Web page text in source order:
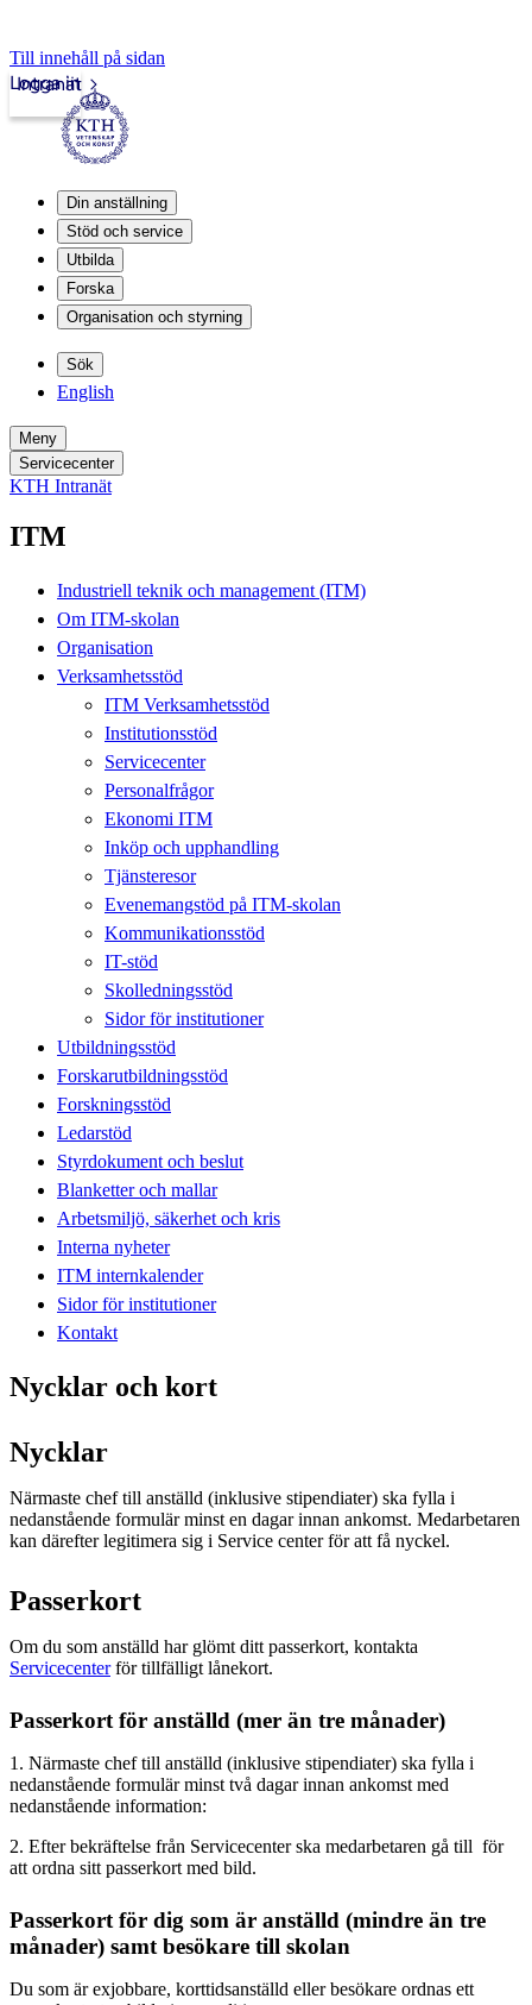
Till innehåll på sidan
Intranät
Logga in
Din anställning
Stöd och service
Utbilda
Forska
Organisation och styrning
Sök
English
Meny
Servicecenter
KTH Intranät
ITM
Industriell teknik och management (ITM)
Om ITM-skolan
Organisation
Verksamhetsstöd
ITM Verksamhetsstöd
Institutionsstöd
Servicecenter
Personalfrågor
Ekonomi ITM
Inköp och upphandling
Tjänsteresor
Evenemangstöd på ITM-skolan
Kommunikationsstöd
IT-stöd
Skolledningsstöd
Sidor för institutioner
Utbildningsstöd
Forskarutbildningsstöd
Forskningsstöd
Ledarstöd
Styrdokument och beslut
Blanketter och mallar
Arbetsmiljö, säkerhet och kris
Interna nyheter
ITM internkalender
Sidor för institutioner
Kontakt
Nycklar och kort
Nycklar
Närmaste chef till anställd (inklusive stipendiater) ska fylla i
nedanstående formulär minst en dagar innan ankomst. Medarbetaren
kan därefter legitimera sig i Service center för att få nyckel.
Passerkort
Om du som anställd har glömt ditt passerkort, kontakta
Servicecenterför tillfälligt lånekort.
Passerkort för anställd (mer än tre månader)
1. Närmaste chef till anställd (inklusive stipendiater) ska fylla i
nedanstående formulär minst två dagar innan ankomst med
nedanstående information:
2. Efter bekräftelse från Servicecenter ska medarbetaren gå till för
att ordna sitt passerkort med bild.
Passerkort för dig som är anställd (mindre än tre
månader) samt besökare till skolan
Du som är exjobbare, korttidsanställd eller besökare ordnas ett